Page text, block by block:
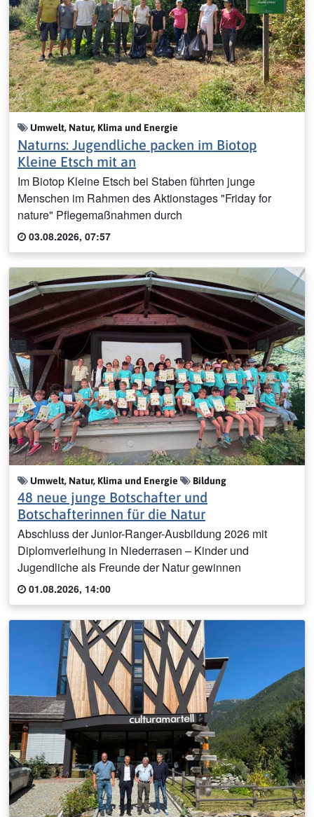
Umwelt, Natur, Klima und Energie
Naturns: Jugendliche packen im Biotop
Kleine Etsch mit an
Im Biotop Kleine Etsch bei Staben führten junge
Menschen im Rahmen des Aktionstages "Friday for
nature" Pflegemaßnahmen durch
03.08.2026, 07:57
Umwelt, Natur, Klima und Energie Bildung
48 neue junge Botschafter und
Botschafterinnen für die Natur
Abschluss der Junior-Ranger-Ausbildung 2026 mit
Diplomverleihung in Niederrasen – Kinder und
Jugendliche als Freunde der Natur gewinnen
01.08.2026, 14:00